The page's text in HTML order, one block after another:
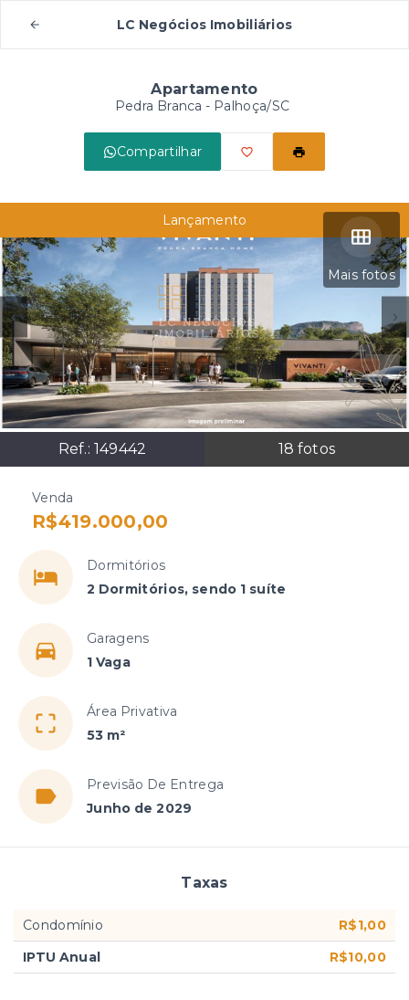
LC Negócios Imobiliários
Apartamento
Pedra Branca - Palhoça/SC
Compartilhar
Mais fotos
Ref.: 149442 18 fotos
Lançamento
Venda
R$419.000,00
Dormitórios
2 Dormitórios, sendo 1 suíte
Garagens
1 Vaga
Área Privativa
53 m²
Previsão De Entrega
Junho de 2029
Taxas
Condomínio
R$1,00
IPTU Anual
R$10,00